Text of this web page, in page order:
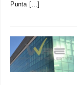
Punta […]